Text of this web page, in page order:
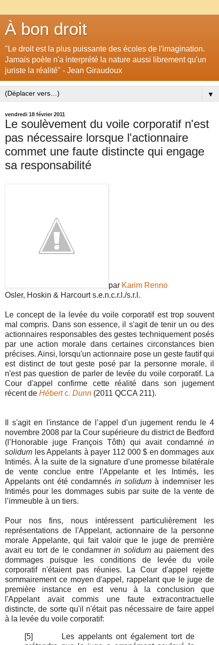
À bon droit
"Le droit est la plus puissante des écoles de l'imagination.
Jamais poète n'a interprété la nature aussi librement qu'un
juriste la réalité" - Jean Giraudoux
▼
vendredi 18 février 2011
Le soulèvement du voile corporatif n'est
pas nécessaire lorsque l'actionnaire
commet une faute distincte qui engage
sa responsabilité
par Karim Renno
Osler, Hoskin & Harcourt s.e.n.c.r.l./s.r.l.
Le concept de la levée du voile corporatif est trop souvent
mal compris. Dans son essence, il s'agit de tenir un ou des
actionnaires responsables des gestes techniquement posés
par une action morale dans certaines circonstances bien
précises. Ainsi, lorsqu'un actionnaire pose un geste fautif qui
est distinct de tout geste posé par la personne morale, il
n'est pas question de parler de levée du voile corporatif. La
Cour d'appel confirme cette réalité dans son jugement
récent de Hébertc. Dunn (2011 QCCA 211).
Il s'agit en l'instance de l’appel d’un jugement rendu le 4
novembre 2008 par la Cour supérieure du district de Bedford
(l’Honorable juge François Tôth) qui avait condamné in
solidum les Appelants à payer 112 000 $ en dommages aux
Intimés. À la suite de la signature d’une promesse bilatérale
de vente conclue entre l'Appelante et les Intimés, les
Appelants ont été condamnés in solidumà indemniser les
Intimés pour les dommages subis par suite de la vente de
l’immeuble à un tiers.
Pour nos fins, nous intéressent particulièrement les
représentations de l'Appelant, actionnaire de la personne
morale Appelante, qui fait valoir que le juge de première
avait eu tort de le condamner in solidumau paiement des
dommages puisque les conditions de levée du voile
corporatif n'étaient pas réunies. La Cour d'appel rejette
sommairement ce moyen d'appel, rappelant que le juge de
première instance en est venu à la conclusion que
l'Appelant avait commis une faute extracontractuelle
distincte, de sorte qu'il n'était pas nécessaire de faire appel
à la levée du voile corporatif:
[5]
Les appelants ont également tort de